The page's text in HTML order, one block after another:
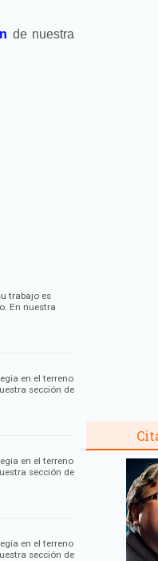
de nuestra
trabajo es
En nuestra
en el terreno
sección de
en el terreno
sección de
en el terreno
sección de